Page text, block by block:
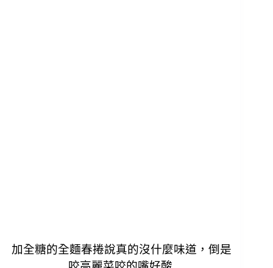
加全糖的全麵春捲說真的沒什麼味道，倒是